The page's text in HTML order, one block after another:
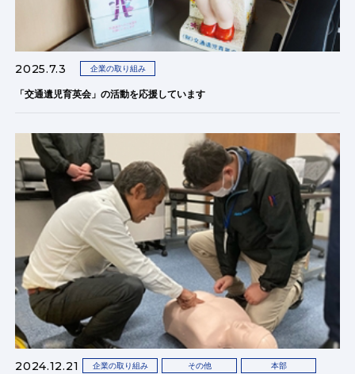
2025.7.3 企業の取り組み
「交通遺児育英会」の活動を応援しています
2024.12.21 企業の取り組み その他 本部